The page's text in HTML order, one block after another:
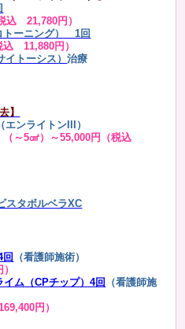
込 21,780円）
トーニング） 1回
込 11,880円）
イトーシス）治療
】
ンライトンIII）
～5㎠）～55,000円（税込
スタボルベラXC
（看護師施術）
ム（CPチップ）4回
（看護師施
円）